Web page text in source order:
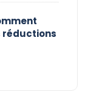
réductions